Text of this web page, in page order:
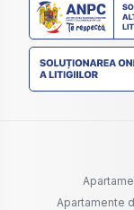
Apartamente